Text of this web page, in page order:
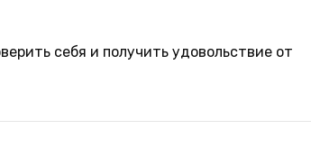
себя и получить удовольствие от